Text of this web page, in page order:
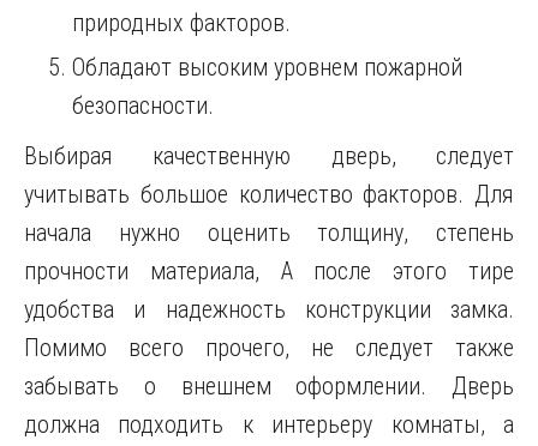
природных факторов.
Обладают высоким уровнем пожарной
безопасности.
Выбирая качественную дверь, следует
учитывать большое количество факторов. Для
начала нужно оценить толщину, степень
прочности материала, А после этого тире
удобства и надежность конструкции замка.
Помимо всего прочего, не следует также
забывать о внешнем оформлении. Дверь
должна подходить к интерьеру комнаты, а